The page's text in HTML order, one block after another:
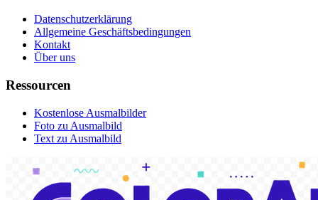
Datenschutzerklärung
Allgemeine Geschäftsbedingungen
Kontakt
Über uns
Ressourcen
Kostenlose Ausmalbilder
Foto zu Ausmalbild
Text zu Ausmalbild